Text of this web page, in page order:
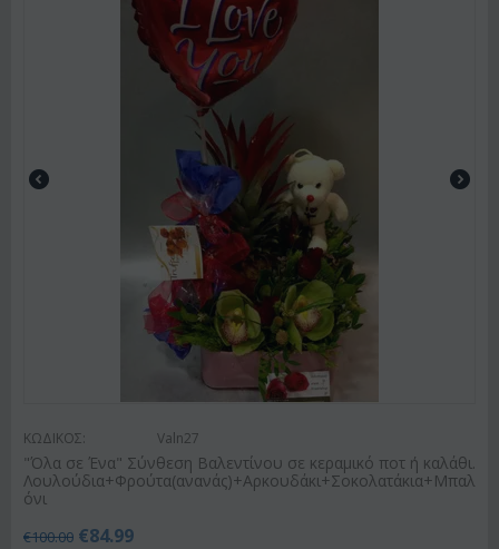
ΚΩΔΙΚΟΣ: Valn27
"Όλα σε Ένα" Σύνθεση Βαλεντίνου σε κεραμικό ποτ ή καλάθι.
Λουλούδια+Φρούτα(ανανάς)+Αρκουδάκι+Σοκολατάκια+Μπαλ
όνι
€100.00 €84.99